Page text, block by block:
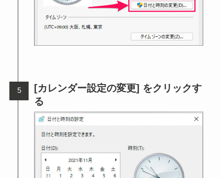
[カレンダー設定の変更] をクリックす
る